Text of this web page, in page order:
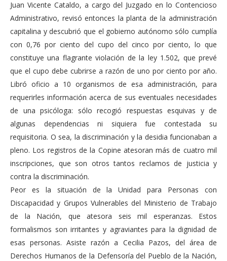
Juan Vicente Cataldo, a cargo del Juzgado en lo Contencioso
Administrativo, revisó entonces la planta de la administración
capitalina y descubrió que el gobierno autónomo sólo cumplía
con 0,76 por ciento del cupo del cinco por ciento, lo que
constituye una flagrante violación de la ley 1.502, que prevé
que el cupo debe cubrirse a razón de uno por ciento por año.
Libró oficio a 10 organismos de esa administración, para
requerirles información acerca de sus eventuales necesidades
de una psicóloga: sólo recogió respuestas esquivas y de
algunas dependencias ni siquiera fue contestada su
requisitoria. O sea, la discriminación y la desidia funcionaban a
pleno. Los registros de la Copine atesoran más de cuatro mil
inscripciones, que son otros tantos reclamos de justicia y
contra la discriminación.
Peor es la situación de la Unidad para Personas con
Discapacidad y Grupos Vulnerables del Ministerio de Trabajo
de la Nación, que atesora seis mil esperanzas. Estos
formalismos son irritantes y agraviantes para la dignidad de
esas personas. Asiste razón a Cecilia Pazos, del área de
Derechos Humanos de la Defensoría del Pueblo de la Nación,